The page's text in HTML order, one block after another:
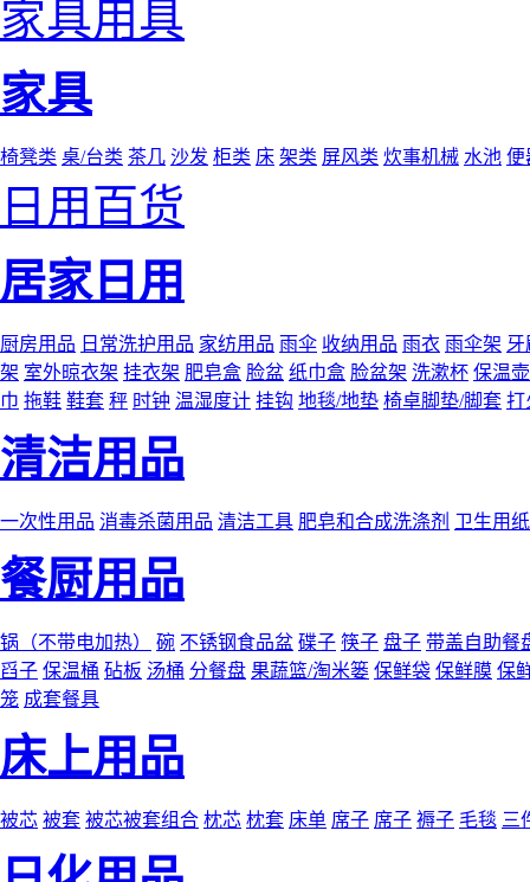
家具用具
家具
椅凳类 桌/台类 茶几 沙发 柜类 床 架类 屏风类 炊事机械 水池 便
日用百货
居家日用
厨房用品 日常洗护用品 家纺用品 雨伞 收纳用品 雨衣 雨伞架 牙
架 室外晾衣架 挂衣架 肥皂盒 脸盆 纸巾盒 脸盆架 洗漱杯 保温
巾 拖鞋 鞋套 秤 时钟 温湿度计 挂钩 地毯/地垫 椅卓脚垫/脚套 打
清洁用品
一次性用品 消毒杀菌用品 清洁工具 肥皂和合成洗涤剂 卫生用
餐厨用品
锅（不带电加热） 碗 不锈钢食品盆 碟子 筷子 盘子 带盖自助餐
舀子 保温桶 砧板 汤桶 分餐盘 果蔬篮/淘米篓 保鲜袋 保鲜膜 保
笼 成套餐具
床上用品
被芯 被套 被芯被套组合 枕芯 枕套 床单 席子 席子 褥子 毛毯 三